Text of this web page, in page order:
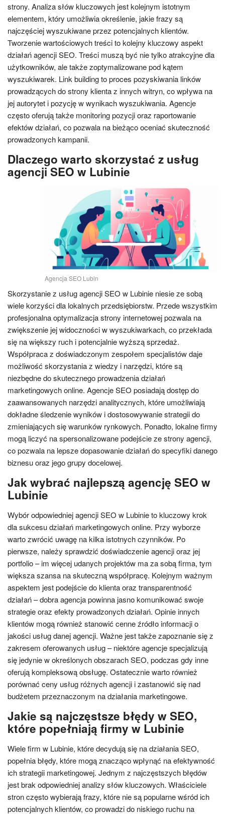
strony. Analiza słów kluczowych jest kolejnym istotnym
elementem, który umożliwia określenie, jakie frazy są
najczęściej wyszukiwane przez potencjalnych klientów.
Tworzenie wartościowych treści to kolejny kluczowy aspekt
działań agencji SEO. Treści muszą być nie tylko atrakcyjne dla
użytkowników, ale także zoptymalizowane pod kątem
wyszukiwarek. Link building to proces pozyskiwania linków
prowadzących do strony klienta z innych witryn, co wpływa na
jej autorytet i pozycję w wynikach wyszukiwania. Agencje
często oferują także monitoring pozycji oraz raportowanie
efektów działań, co pozwala na bieżąco oceniać skuteczność
prowadzonych kampanii.
Dlaczego warto skorzystać z usług
agencji SEO w Lubinie
Agencja SEO Lubin
Skorzystanie z usług agencji SEO w Lubinie niesie ze sobą
wiele korzyści dla lokalnych przedsiębiorstw. Przede wszystkim
profesjonalna optymalizacja strony internetowej pozwala na
zwiększenie jej widoczności w wyszukiwarkach, co przekłada
się na większy ruch i potencjalnie wyższą sprzedaż.
Współpraca z doświadczonym zespołem specjalistów daje
możliwość skorzystania z wiedzy i narzędzi, które są
niezbędne do skutecznego prowadzenia działań
marketingowych online. Agencje SEO posiadają dostęp do
zaawansowanych narzędzi analitycznych, które umożliwiają
dokładne śledzenie wyników i dostosowywanie strategii do
zmieniających się warunków rynkowych. Ponadto, lokalne firmy
mogą liczyć na spersonalizowane podejście ze strony agencji,
co pozwala na lepsze dopasowanie działań do specyfiki danego
biznesu oraz jego grupy docelowej.
Jak wybrać najlepszą agencję SEO w
Lubinie
Wybór odpowiedniej agencji SEO w Lubinie to kluczowy krok
dla sukcesu działań marketingowych online. Przy wyborze
warto zwrócić uwagę na kilka istotnych czynników. Po
pierwsze, należy sprawdzić doświadczenie agencji oraz jej
portfolio – im więcej udanych projektów ma za sobą firma, tym
większa szansa na skuteczną współpracę. Kolejnym ważnym
aspektem jest podejście do klienta oraz transparentność
działań – dobra agencja powinna jasno komunikować swoje
strategie oraz efekty prowadzonych działań. Opinie innych
klientów mogą również stanowić cenne źródło informacji o
jakości usług danej agencji. Ważne jest także zapoznanie się z
zakresem oferowanych usług – niektóre agencje specjalizują
się jedynie w określonych obszarach SEO, podczas gdy inne
oferują kompleksową obsługę. Ostatecznie warto również
porównać ceny usług różnych agencji i zastanowić się nad
budżetem przeznaczonym na działania marketingowe.
Jakie są najczęstsze błędy w SEO,
które popełniają firmy w Lubinie
Wiele firm w Lubinie, które decydują się na działania SEO,
popełnia błędy, które mogą znacząco wpłynąć na efektywność
ich strategii marketingowej. Jednym z najczęstszych błędów
jest brak odpowiedniej analizy słów kluczowych. Właściciele
stron często wybierają frazy, które nie są popularne wśród ich
potencjalnych klientów, co prowadzi do niskiego ruchu na